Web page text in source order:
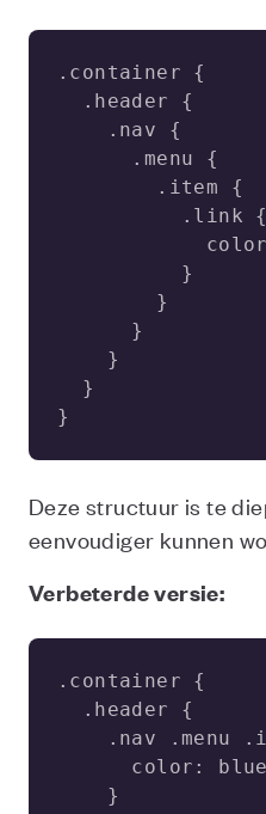
}
Deze structuur is te
eenvoudiger kunnen
Verbeterde versie: